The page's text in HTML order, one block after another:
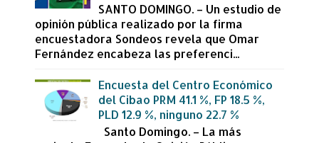
SANTO DOMINGO. – Un estudio de
opinión pública realizado por la firma
encuestadora Sondeos revela que Omar
Fernández encabeza las preferenci...
Encuesta del Centro Económico
del Cibao PRM 41.1 %, FP 18.5 %,
PLD 12.9 %, ninguno 22.7 %
Santo Domingo. – La más